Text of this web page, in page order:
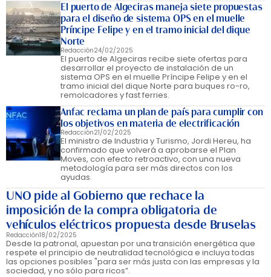
El puerto de Algeciras maneja siete propuestas
para el diseño de sistema OPS en el muelle
Príncipe Felipe y en el tramo inicial del dique
Norte
Redacción24/02/2025
El puerto de Algeciras recibe siete ofertas para
desarrollar el proyecto de instalación de un
sistema OPS en el muelle Príncipe Felipe y en el
tramo inicial del dique Norte para buques ro-ro,
remolcadores y fast ferries.
Anfac reclama un plan de país para cumplir con
los objetivos en materia de electrificación
Redacción21/02/2025
El ministro de Industria y Turismo, Jordi Hereu, ha
confirmado que volverá a aprobarse el Plan
Moves, con efecto retroactivo, con una nueva
metodología para ser más directos con los
ayudas.
UNO pide al Gobierno que rechace la
imposición de la compra obligatoria de
vehículos eléctricos propuesta desde Bruselas
Redacción18/02/2025
Desde la patronal, apuestan por una transición energética que
respete el principio de neutralidad tecnológica e incluya todas
las opciones posibles "para ser más justa con las empresas y la
sociedad, y no sólo para ricos”.